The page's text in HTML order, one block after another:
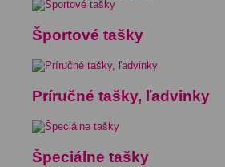
Športové tašky
Príručné tašky, ľadvinky
Špeciálne tašky